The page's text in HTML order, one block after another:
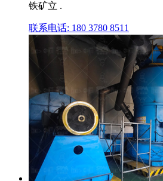
铁矿立 .
联系电话: 180 3780 8511